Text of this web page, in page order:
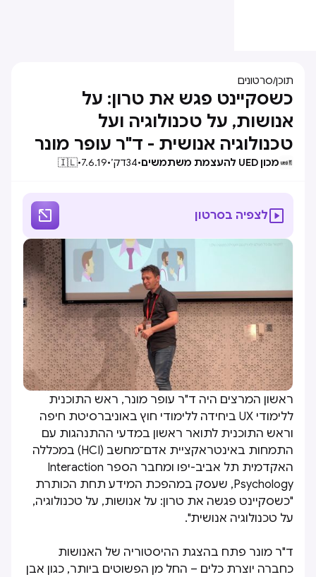
תוכן/סרטונים
כשסקיינט פגש את טרון: על
אנושות, על טכנולוגיה ועל
טכנולוגיה אנושית - ד"ר עופר מונר
מכון UED להעצמת משתמשים •
34דק׳•
7.6.19
•
🇮🇱
לצפיה בסרטון 
ראשון המרצים היה ד"ר עופר מונר, ראש התוכנית
ללימודי UX ביחידה ללימודי חוץ באוניברסיטת חיפה
וראש התוכנית לתואר ראשון במדעי ההתנהגות עם
התמחות באינטראקציית אדם־מחשב (HCI) במכללה
האקדמית תל אביב-יפו ומחבר הספר Interaction
Psychology, שעסק במהפכת המידע תחת הכותרת
"כשסקיינט פגשה את טרון: על אנושות, על טכנולוגיה,
על טכנולוגיה אנושית".
ד"ר מונר פתח בהצגת ההיסטוריה של האנושות
כחברה יוצרת כלים – החל מן הפשוטים ביותר, כגון אבן